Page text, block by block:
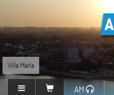
Villa María
AM